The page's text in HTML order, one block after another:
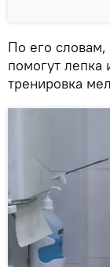
По его словам,
помогут лепка
тренировка